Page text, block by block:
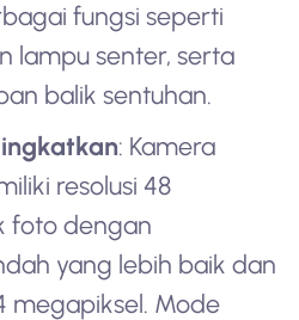
fungsi seperti
lampu senter, serta
balik sentuhan.
: Kamera
resolusi 48
foto dengan
yang lebih baik dan
megapiksel. Mode